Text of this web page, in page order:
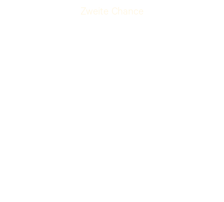
Zweite Chance